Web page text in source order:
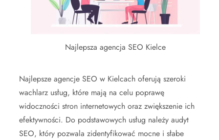
Najlepsza agencja SEO Kielce
Najlepsze agencje SEO w Kielcach oferują szeroki
wachlarz usług, które mają na celu poprawę
widoczności stron internetowych oraz zwiększenie ich
efektywności. Do podstawowych usług należy audyt
SEO, który pozwala zidentyfikować mocne i słabe